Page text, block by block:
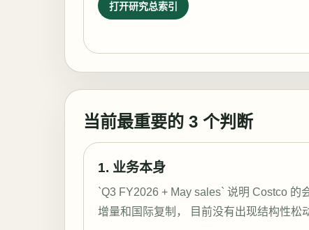
打开研究总索引
当前最重要的 3 个判断
1. 业务本身
`Q3 FY2026 + May sales` 说明 Costco 的
增量和国际复制， 目前没有出现结构性松